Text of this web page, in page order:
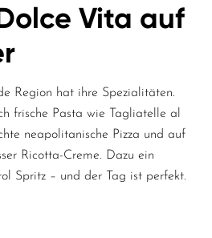
Vita auf
Region hat ihre Spezialitäten.
frische Pasta wie Tagliatelle al
neapolitanische Pizza und auf
Ricotta-Creme. Dazu ein
Spritz – und der Tag ist perfekt.